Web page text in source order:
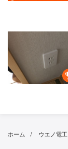
ホーム ウエノ電工